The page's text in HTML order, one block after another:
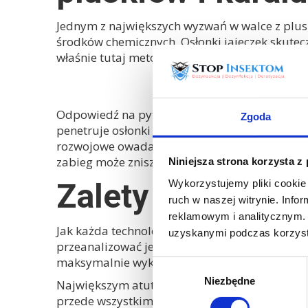
Zgoda
Niniejsza strona korzysta z
Wykorzystujemy pliki
ruch w naszej witrynie.
reklamowym i
uzyskanymi podczas
Wybór
zgody
Niezbędne
Jednym z największych wyzwań w walce z
środków chemicznych. Osłonki jajeczek
właśnie tutaj metoda krio-dezynsekcji
SKUTECZNOŚĆ
Odpowiedź na pytanie, czy wymrażanie
penetruje osłonki jaj i niszczy ich
rozwojowe owada – włączając w to
zabieg może zniszczyć całą populację
Zalety i wady
Jak każda technologia, również krio-
przeanalizować jej plusy i minusy w
maksymalnie wykorzystać potencjał tej
Największym atutem jest bez wątpienia
przede wszystkim wyższy koszt oraz fakt, że